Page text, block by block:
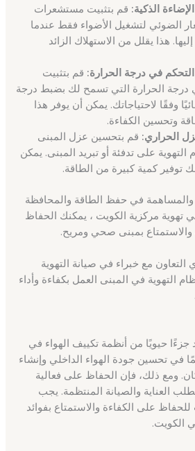
الذكية: قم بتثبيت مستشعرات
الضوئي لتشغيل الأضواء فقط عندما
هذا يقلل من الاستهلاك الزائد
في درجة الحرارة: قم بتثبيت
درجة الحرارة التي تسمح لك بضبط درجة
وفقًا لاحتياجاتك. يمكن أن يوفر هذا
وتحسين الكفاءة.
الحراري: قم بتحسين عزل المبنى
على تدفئة أو تبريد المبنى. يمكن
توفير كمية كبيرة من الطاقة.
والمساهمة في حفظ الطاقة والمحافظة
تهوية مركزية الكويت ، يمكنك الحفاظ
والاستمتاع بمبنى صحي ومريح.
التعاون مع خبراء في صيانة التهوية
التهوية في المبنى العمل بكفاءة وأداء
جزءًا حيويًا من أنظمة تكييف الهواء في
في تحسين جودة الهواء الداخلي وإنشاء
ومع ذلك، فإن الحفاظ على فعالية
العناية والصيانة المنتظمة. يجب
على الكفاءة والاستمتاع بفوائد
الكويت.